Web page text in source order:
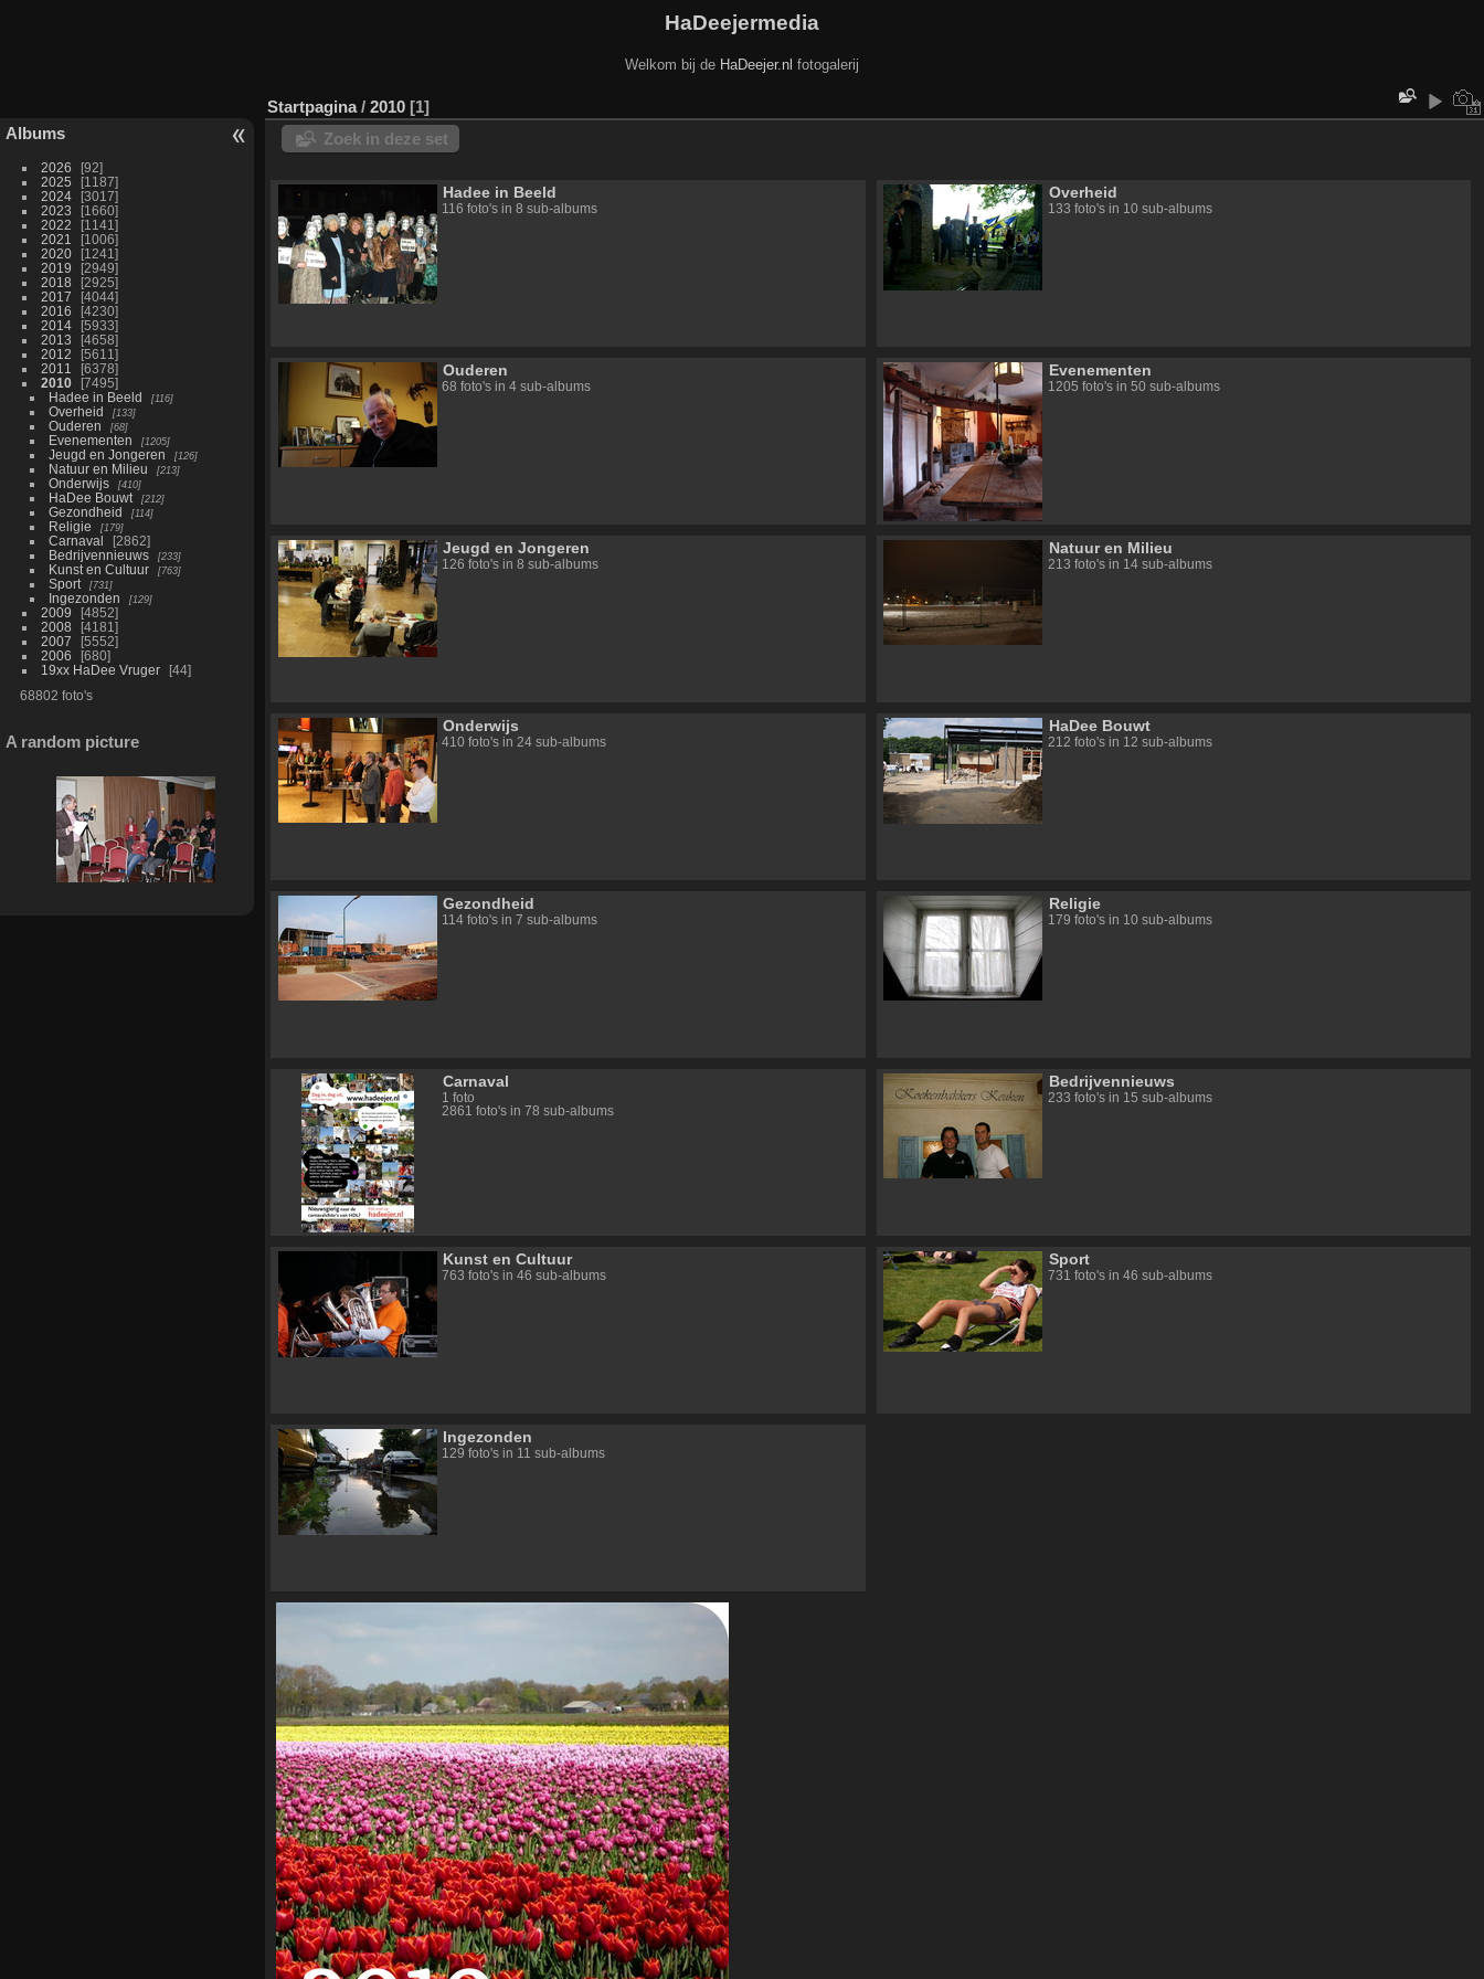
HaDeejermedia
Welkom bij de HaDeejer.nl fotogalerij
Albums
2026
92
2025
1187
2024
3017
2023
1660
2022
1141
2021
1006
2020
1241
2019
2949
2018
2925
2017
4044
2016
4230
2014
5933
2013
4658
2012
5611
2011
6378
2010
7495
Hadee in Beeld
116
Overheid 133
Ouderen 68
Evenementen 1205
Jeugd en Jongeren 126
Natuur en Milieu 213
Onderwijs 410
HaDee Bouwt 212
Gezondheid 114
Religie 179
Carnaval
2862
Bedrijvennieuws
233
Kunst en Cultuur 763
Sport 731
Ingezonden 129
2009
4852
2008
4181
2007
5552
2006
680
19xx HaDee Vruger
44
68802 foto's
A random picture
Startpagina/ 2010 1
Zoek in deze set
Hadee in Beeld
116 foto's in 8 sub-albums
Overheid
133 foto's in 10 sub-albums
Ouderen
68 foto's in 4 sub-albums
Evenementen
1205 foto's in 50 sub-albums
Jeugd en Jongeren
126 foto's in 8 sub-albums
Natuur en Milieu
213 foto's in 14 sub-albums
Onderwijs
410 foto's in 24 sub-albums
HaDee Bouwt
212 foto's in 12 sub-albums
Gezondheid
114 foto's in 7 sub-albums
Religie
179 foto's in 10 sub-albums
Carnaval
1 foto
2861 foto's in 78 sub-albums
Bedrijvennieuws
233 foto's in 15 sub-albums
Kunst en Cultuur
763 foto's in 46 sub-albums
Sport
731 foto's in 46 sub-albums
Ingezonden
129 foto's in 11 sub-albums